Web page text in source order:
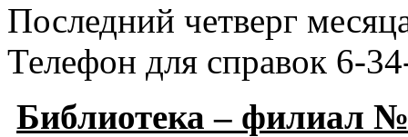
Последний четверг
Телефон для справок 6-
Библиотека – филиал